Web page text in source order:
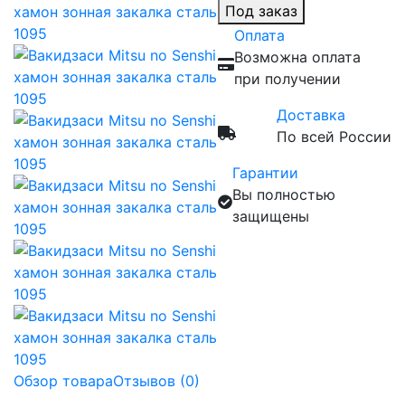
Под заказ
Оплата
Возможна оплата
при получении
Доставка
По всей России
Гарантии
Вы полностью
защищены
Обзор товараОтзывов (0)